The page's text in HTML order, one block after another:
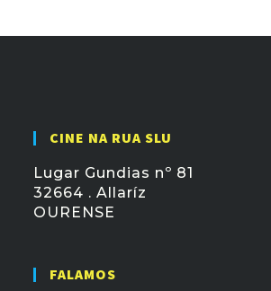
CINE NA RUA SLU
Lugar Gundias nº 81
32664 . Allaríz
OURENSE
FALAMOS